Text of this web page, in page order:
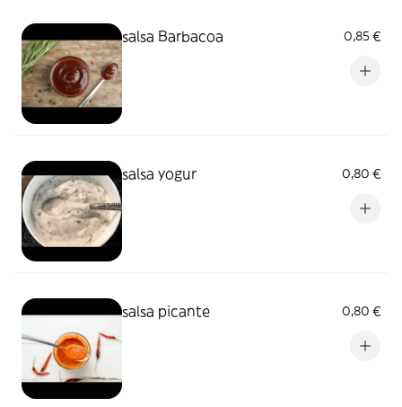
salsa Barbacoa 0,85 €
salsa yogur 0,80 €
salsa picante 0,80 €